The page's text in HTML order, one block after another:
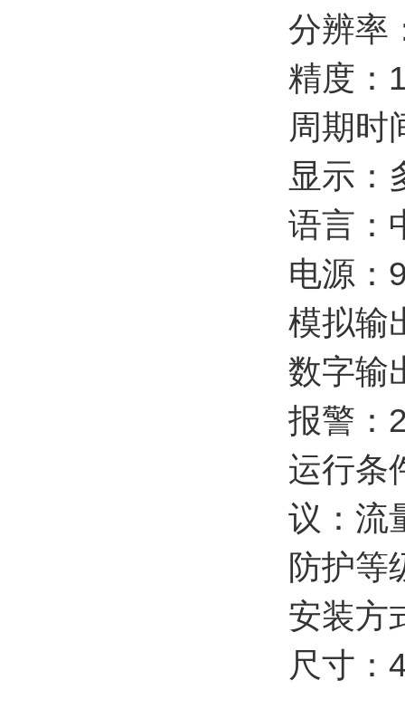
分辨率
精度：
周期时
显示：
语言：
电源：
模拟输
数字输
报警：
运行条
议：流
防护等
安装方
尺寸：